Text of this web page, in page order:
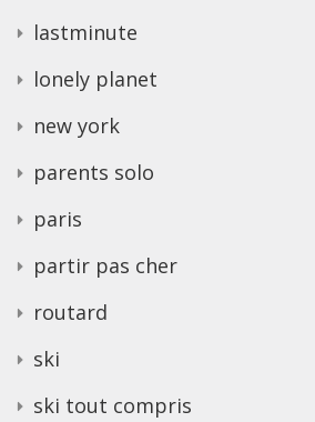
lastminute
lonely planet
new york
parents solo
paris
partir pas cher
routard
ski
ski tout compris